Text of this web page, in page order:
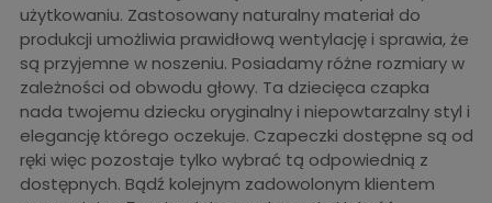
użytkowaniu. Zastosowany naturalny materiał do
produkcji umożliwia prawidłową wentylację i sprawia, że
są przyjemne w noszeniu. Posiadamy różne rozmiary w
zależności od obwodu głowy. Ta dziecięca czapka
nada twojemu dziecku oryginalny i niepowtarzalny styl i
elegancję którego oczekuje. Czapeczki dostępne są od
ręki więc pozostaje tylko wybrać tą odpowiednią z
dostępnych. Bądź kolejnym zadowolonym klientem